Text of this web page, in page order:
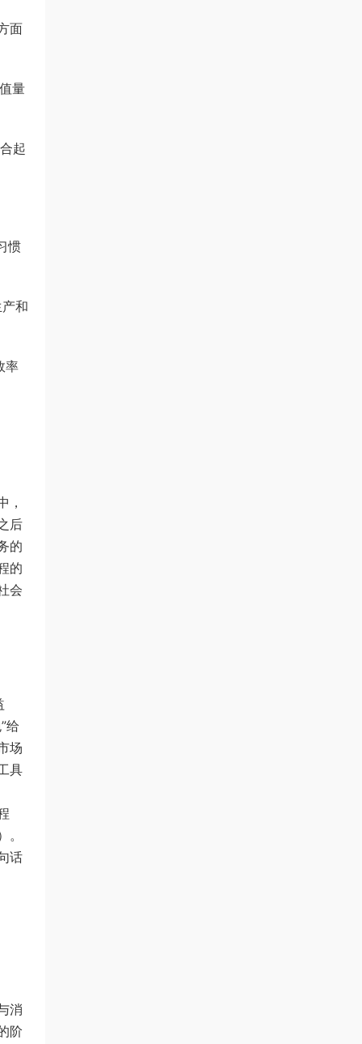
面
量
起
惯
和
率
，
后
的
的
会
给
场
具
话
消
阶